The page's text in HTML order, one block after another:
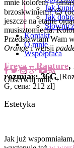
Jak
Jak
Kontakt
O mnie
Współpraca
Obserwuj mnie +
mnie kolorem –
brzoskwiniem? 😉
jeszcze na etapie
musisztomiecia.
Przedstawiam Wam
Orangei wersji
Freya – Rapture,
rozmiar: 36G
G, cena: 212 zł]
Estetyka
Jak już